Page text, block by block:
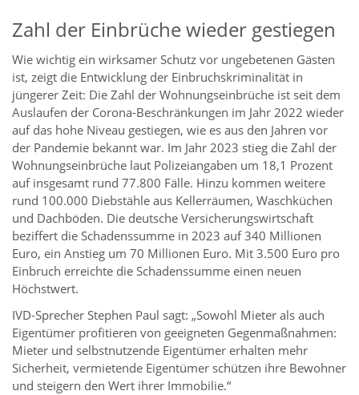
Zahl der Einbrüche wieder gestiegen
Wie wichtig ein wirksamer Schutz vor ungebetenen Gästen
ist, zeigt die Entwicklung der Einbruchskriminalität in
jüngerer Zeit: Die Zahl der Wohnungseinbrüche ist seit dem
Auslaufen der Corona-Beschränkungen im Jahr 2022 wieder
auf das hohe Niveau gestiegen, wie es aus den Jahren vor
der Pandemie bekannt war. Im Jahr 2023 stieg die Zahl der
Wohnungseinbrüche laut Polizeiangaben um 18,1 Prozent
auf insgesamt rund 77.800 Fälle. Hinzu kommen weitere
rund 100.000 Diebstähle aus Kellerräumen, Waschküchen
und Dachböden. Die deutsche Versicherungswirtschaft
beziffert die Schadenssumme in 2023 auf 340 Millionen
Euro, ein Anstieg um 70 Millionen Euro. Mit 3.500 Euro pro
Einbruch erreichte die Schadenssumme einen neuen
Höchstwert.
IVD-Sprecher Stephen Paul sagt: „Sowohl Mieter als auch
Eigentümer profitieren von geeigneten Gegenmaßnahmen:
Mieter und selbstnutzende Eigentümer erhalten mehr
Sicherheit, vermietende Eigentümer schützen ihre Bewohner
und steigern den Wert ihrer Immobilie.“